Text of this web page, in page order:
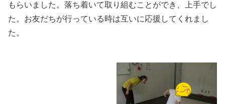
もらいました。落ち着いて取り組むことができ、上手でし
た。お友だちが行っている時は互いに応援してくれまし
た。